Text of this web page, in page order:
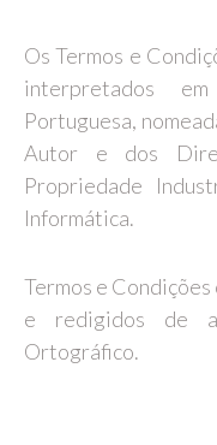
Os Termos e
interpretados
Portuguesa,
Autor e dos
Propriedade
Informática.
Termos e
e redigidos de
Ortográfico.